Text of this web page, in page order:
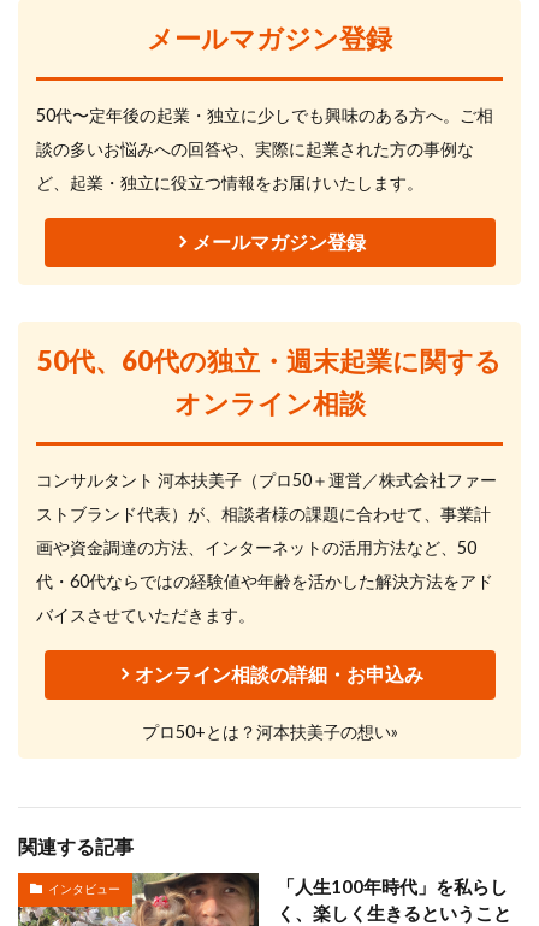
メールマガジン登録
50代〜定年後の起業・独立に少しでも興味のある方へ。ご相
談の多いお悩みへの回答や、実際に起業された方の事例な
ど、起業・独立に役立つ情報をお届けいたします。
メールマガジン登録
50代、60代の独立・週末起業に関する
オンライン相談
コンサルタント 河本扶美子（プロ50＋運営／株式会社ファー
ストブランド代表）が、相談者様の課題に合わせて、事業計
画や資金調達の方法、インターネットの活用方法など、50
代・60代ならではの経験値や年齢を活かした解決方法をアド
バイスさせていただきます。
オンライン相談の詳細・お申込み
プロ50+とは？河本扶美子の想い»
関連する記事
インタビュー
「人生100年時代」を私らし
く、楽しく生きるということ